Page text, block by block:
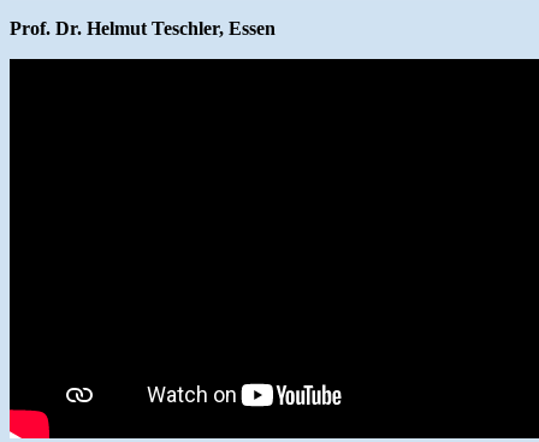
Prof. Dr. Helmut Teschler, Essen